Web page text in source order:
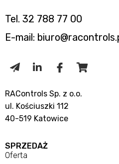
Tel. 32 788 77 00
E-mail:
RAControls Sp. z o.o.
ul. Kościuszki 112
40-519 Katowice
SPRZEDAŻ
Oferta